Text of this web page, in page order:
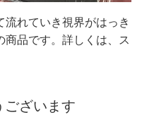
れていき視界がはっき
商品です。詳しくは、ス
ございます